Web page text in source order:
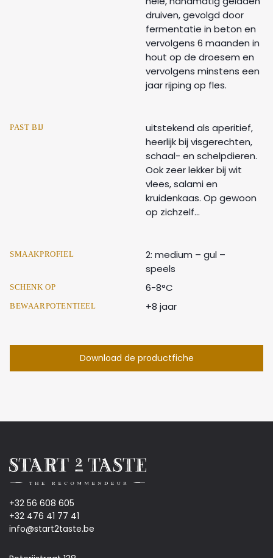
druiven, gevolgd door
fermentatie in beton en
vervolgens 6 maanden in
hout op de droesem en
vervolgens minstens een
jaar rijping op fles.
PAST BIJ
uitstekend als aperitief,
heerlijk bij visgerechten,
schaal- en schelpdieren.
Ook zeer lekker bij wit
vlees, salami en
kruidenkaas. Op gewoon
op zichzelf...
SMAAKPROFIEL
2: medium – gul –
speels
SCHENK OP 6-8°C
BEWAARPOTENTIEEL +8 jaar
Download de productfiche
+32 56 608 605
+32 476 41 77 41
info@start2taste.be